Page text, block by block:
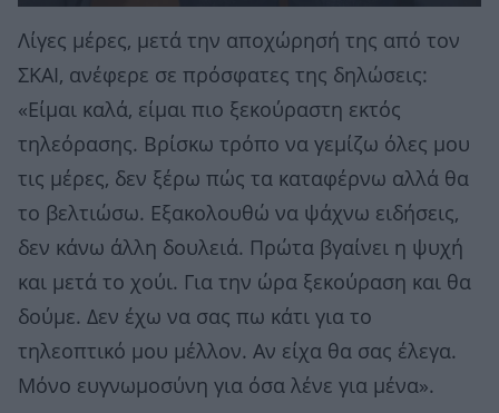
Λίγες μέρες, μετά την αποχώρησή της από τον
ΣΚΑΙ, ανέφερε σε πρόσφατες της δηλώσεις:
«Είμαι καλά, είμαι πιο ξεκούραστη εκτός
τηλεόρασης. Βρίσκω τρόπο να γεμίζω όλες μου
τις μέρες, δεν ξέρω πώς τα καταφέρνω αλλά θα
το βελτιώσω. Εξακολουθώ να ψάχνω ειδήσεις,
δεν κάνω άλλη δουλειά. Πρώτα βγαίνει η ψυχή
και μετά το χούι. Για την ώρα ξεκούραση και θα
δούμε. Δεν έχω να σας πω κάτι για το
τηλεοπτικό μου μέλλον. Αν είχα θα σας έλεγα.
Μόνο ευγνωμοσύνη για όσα λένε για μένα».